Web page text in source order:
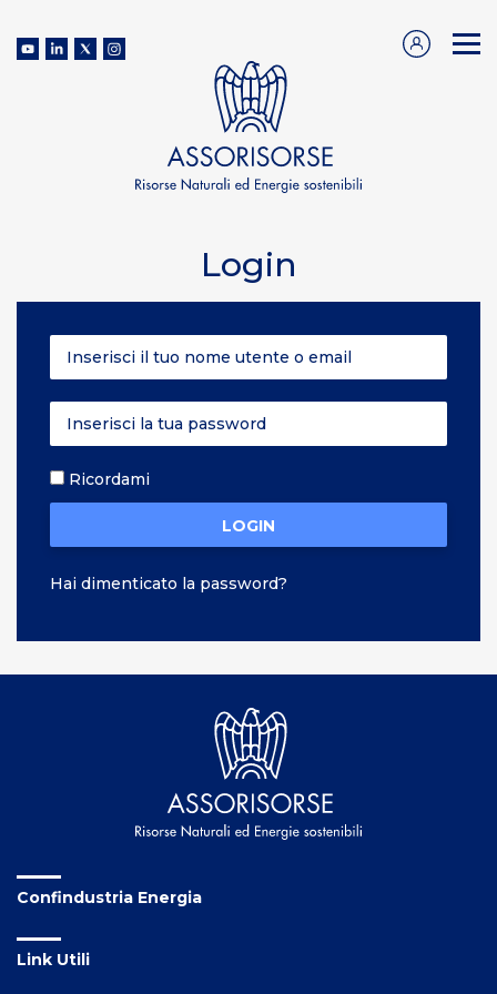
Login
Ricordami
LOGIN
Hai dimenticato la password?
Confindustria Energia
Link Utili